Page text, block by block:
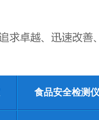
食品安全检测仪